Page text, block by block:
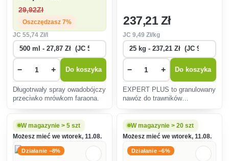
29,92Zł
Oszczędzasz 7%
JC55,74 Zł/l
− + Do koszyka
Długotrwały spray owadobójczy
przeciwko mrówkom faraona.
237,21 Zł
JC 9,49 Zł/kg
− + Do koszyka
EXPERT PLUS to granulowany
nawóz do trawników
fosfor, potas w
zrównoważonych
proporcjach.Jednocześnie
zawiera magnez w postaci
W magazynie > 5 szt
Możesz mieć we wtorek, 11.08.
Działanie −8%
W magazynie > 20 szt
Możesz mieć we wtorek, 11.08.
Działanie −6%